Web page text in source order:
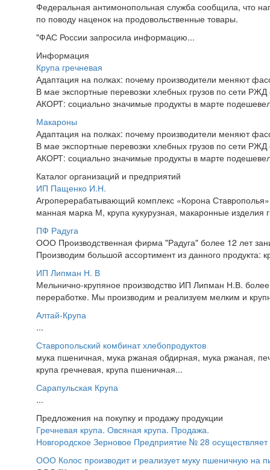
Федеральная антимонопольная служба сообщила, что
по поводу наценок на продовольственные товары.
"ФАС России запросила информацию...
Информация
Крупа гречневая
Адаптация на полках: почему производители меняют
В мае экспортные перевозки хлебных грузов по сети
АКОРТ: социально значимые продукты в марте
Макароны
Адаптация на полках: почему производители меняют
В мае экспортные перевозки хлебных грузов по сети
АКОРТ: социально значимые продукты в марте
Каталог организаций и предприятий
ИП Пащенко И.Н.
Агроперерабатывающий комплекс «Корона
манная марка М, крупа кукурузная, макаронные изделия
ПФ Радуга
ООО Производственная фирма "Радуга" более 12 лет
Производим большой ассортимент из данного
ИП Липман Н. В
Мельнично-крупяное производство ИП Липман Н.В. более
переработке. Мы производим и реализуем мелким и
Алтай-Крупа
...
Ставропольский комбинат хлебопродуктов
мука пшеничная, мука ржаная обдирная, мука ржаная,
крупа гречневая, крупа пшеничная...
Сарапульская Крупа
...
Предложения на покупку и продажу продукции
Гречневая крупа. Овсяная крупа. Продажа.
Новгородское Зерновое Предприятие № 28
ООО Колос производит и реализует муку пшеничную на